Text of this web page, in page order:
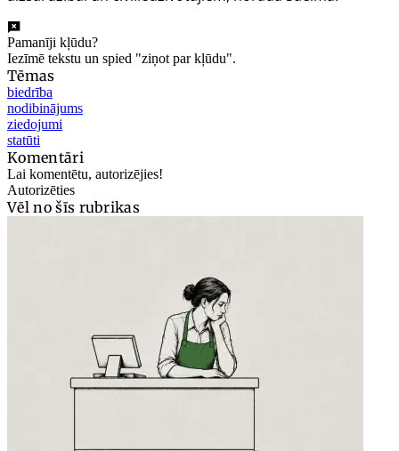
Pamanīji kļūdu?
Iezīmē tekstu un spied "ziņot par kļūdu".
Tēmas
biedrība
nodibinājums
ziedojumi
statūti
Komentāri
Lai komentētu, autorizējies!
Autorizēties
Vēl no šīs rubrikas